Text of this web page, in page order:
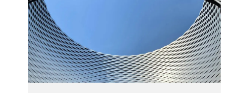
Follow Us